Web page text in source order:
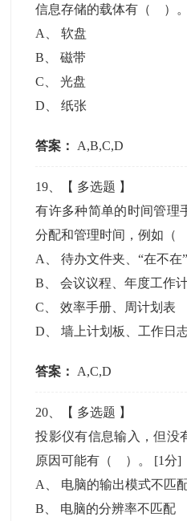
信息存储的载体有（ ）。
A
、软盘
B 、磁带
C 、光盘
D 、纸张
答案： A,B,C,D
19 、【 多选题 】
有许多种简单的时间管理
分配和管理时间，例如（
A
、待办文件夹、“在不在
B 、会议议程、年度工作
C 、效率手册、周计划表
D 、墙上计划板、工作日
答案： A,C,D
20 、【 多选题 】
投影仪有信息输入，但没
原因可能有（ ）。 [1分]
A
电脑的输出模式不匹
B
电脑的分辨率不匹配